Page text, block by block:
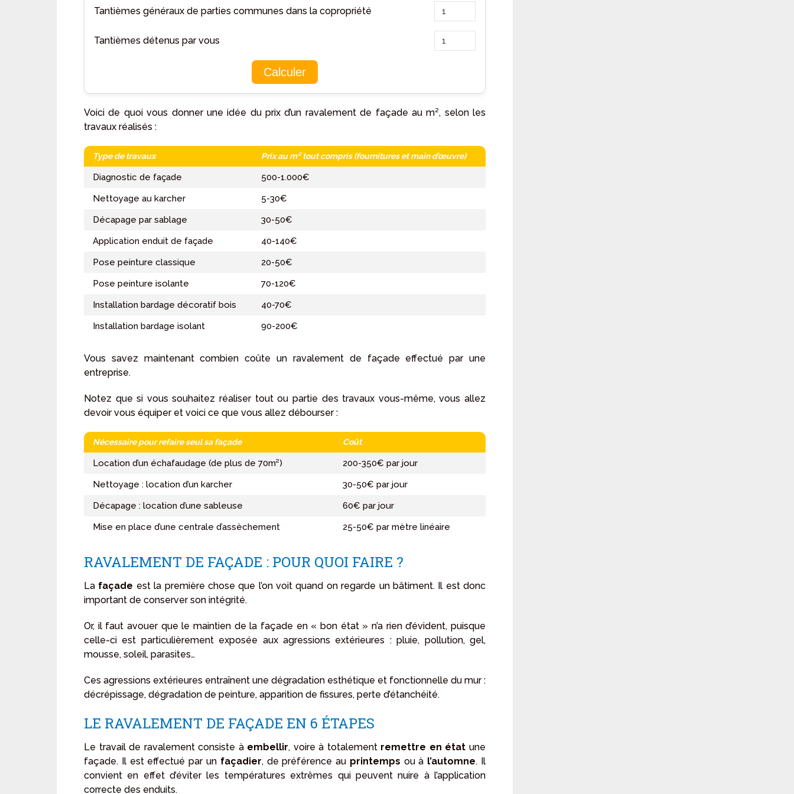
Tantièmes généraux de parties communes dans la copropriété
Tantièmes détenus par vous
Calculer
Voici de quoi vous donner une idée du prix d’un ravalement de façade au m², selon les
travaux réalisés :
Type de travaux Prix au m² tout compris (fournitures et main d’œuvre)
Diagnostic de façade
500-1.000€
Nettoyage au karcher
5-30€
Décapage par sablage
30-50€
Application enduit de façade
40-140€
Pose peinture classique
20-50€
Pose peinture isolante
70-120€
Installation bardage décoratif bois
40-70€
Installation bardage isolant
90-200€
Vous savez maintenant combien coûte un ravalement de façade effectué par une
entreprise.
Notez que si vous souhaitez réaliser tout ou partie des travaux vous-même, vous allez
devoir vous équiper et voici ce que vous allez débourser :
Nécessaire pour refaire seul sa façade Coût
Location d’un échafaudage (de plus de 70m²)
200-350€ par jour
Nettoyage : location d’un karcher
30-50€ par jour
Décapage : location d’une sableuse
60€ par jour
Mise en place d’une centrale d’assèchement
25-50€ par mètre linéaire
RAVALEMENT DE FAÇADE : POUR QUOI FAIRE ?
La façade est la première chose que l’on voit quand on regarde un bâtiment. Il est donc
important de conserver son intégrité.
Or, il faut avouer que le maintien de la façade en « bon état » n’a rien d’évident, puisque
celle-ci est particulièrement exposée aux agressions extérieures : pluie, pollution, gel,
mousse, soleil, parasites…
Ces agressions extérieures entraînent une dégradation esthétique et fonctionnelle du mur :
décrépissage, dégradation de peinture, apparition de fissures, perte d’étanchéité.
LE RAVALEMENT DE FAÇADE EN 6 ÉTAPES
Le travail de ravalement consiste à embellir, voire à totalement remettre en état une
façade. Il est effectué par un façadier, de préférence au printemps ou à l’automne. Il
convient en effet d’éviter les températures extrêmes qui peuvent nuire à l’application
correcte des enduits.